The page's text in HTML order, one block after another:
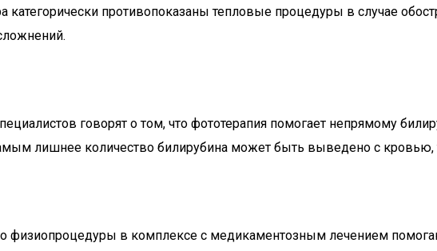
противопоказаны тепловые процедуры в случае
говорят о том, что фототерапия помогает непрямому
лишнее количество билирубина может быть выведено с
физиопроцедуры в комплексе с медикаментозным лечением